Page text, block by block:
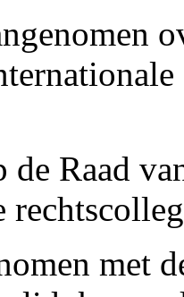
de Raad
met